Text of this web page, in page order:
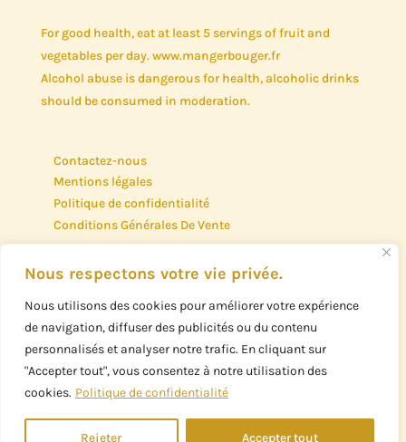
Nous respectons votre vie privée.
Nous utilisons des cookies pour améliorer votre expérience
de navigation, diffuser des publicités ou du contenu
personnalisés et analyser notre trafic. En cliquant sur
"Accepter tout", vous consentez à notre utilisation des
cookies. Politique de confidentialité
Rejeter Accepter tout
For good health, eat at least 5 servings of fruit and
vegetables per day. www.mangerbouger.fr
Alcohol abuse is dangerous for health, alcoholic drinks
should be consumed in moderation.
Contactez-nous
Mentions légales
Politique de confidentialité
Conditions Générales De Vente
Contact us
Legal notices
Privacy policy
Terms and conditions of sale
Design de